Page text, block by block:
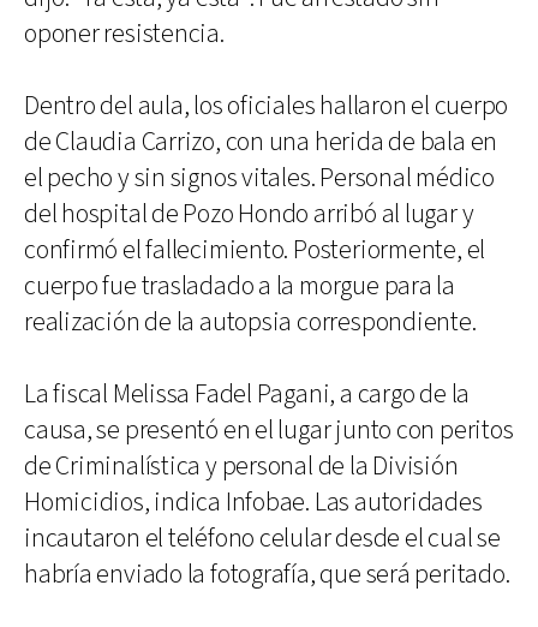
oponer resistencia.
Dentro del aula, los oficiales hallaron el cuerpo
de Claudia Carrizo, con una herida de bala en
el pecho y sin signos vitales. Personal médico
del hospital de Pozo Hondo arribó al lugar y
confirmó el fallecimiento. Posteriormente, el
cuerpo fue trasladado a la morgue para la
realización de la autopsia correspondiente.
La fiscal Melissa Fadel Pagani, a cargo de la
causa, se presentó en el lugar junto con peritos
de Criminalística y personal de la División
Homicidios, indica Infobae. Las autoridades
incautaron el teléfono celular desde el cual se
habría enviado la fotografía, que será peritado.